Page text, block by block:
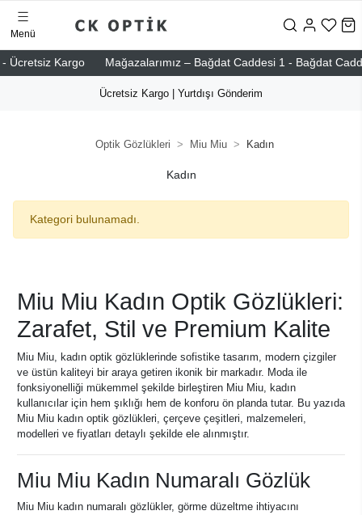
Kargo Mağazalarımız – Bağdat Caddesi 1 - Bağdat
Menü
Ücretsiz Kargo | Yurtdışı Gönderim
Optik Gözlükleri Miu Miu Kadın
Kadın
Kategori bulunamadı.
Miu Miu Kadın Optik Gözlükleri:
Zarafet, Stil ve Premium Kalite
Miu Miu, kadın optik gözlüklerinde sofistike tasarım, modern çizgiler
ve üstün kaliteyi bir araya getiren ikonik bir markadır. Moda ile
fonksiyonelliği mükemmel şekilde birleştiren Miu Miu, kadın
kullanıcılar için hem şıklığı hem de konforu ön planda tutar. Bu yazıda
Miu Miu kadın optik gözlükleri, çerçeve çeşitleri, malzemeleri,
modelleri ve fiyatları detaylı şekilde ele alınmıştır.
Miu Miu Kadın Numaralı Gözlük
Miu Miu kadın numaralı gözlükler, görme düzeltme ihtiyacını